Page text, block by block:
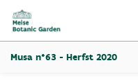
Musa n°63 - Herfst 2020